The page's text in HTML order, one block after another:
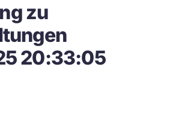
zu
20:33:05